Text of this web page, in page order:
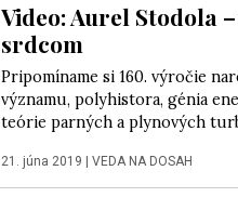
Video: Aurel Stodola
srdcom
Pripomíname si 160. výročie
významu, polyhistora, génia
teórie parných a plynových
21. júna 2019 VEDA NA DOSAH